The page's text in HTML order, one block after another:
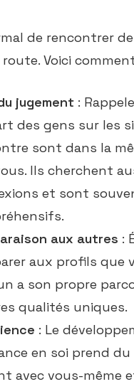
de rencontrer
Voici
jugement:
des gens sur les
sont dans la
Ils cherchent
et sont
aux autres :
aux profils que
a son propre
qualités uniques.
: Le
en soi prend du
avec vous-même